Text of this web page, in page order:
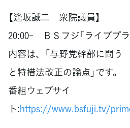
【逢坂誠二 衆院議員】
20:00- ＢＳフジ「ライブプラ
内容は、「与野党幹部に問
と特措法改正の論点」です。
番組ウェブサイ
ト:https://www.bsfuji.tv/